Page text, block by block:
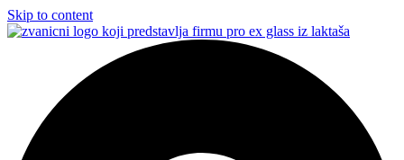
Skip to content